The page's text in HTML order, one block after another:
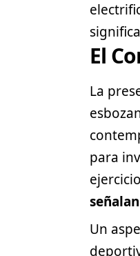
El
La
para
Un